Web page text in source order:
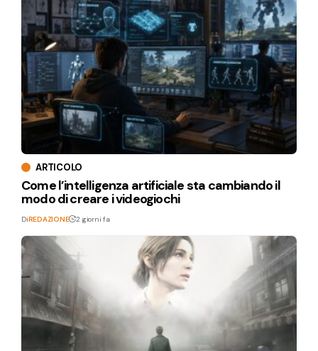
ARTICOLO
Come l’intelligenza artificiale sta cambiando il
modo di creare i videogiochi
DiREDAZIONE 2 giorni fa